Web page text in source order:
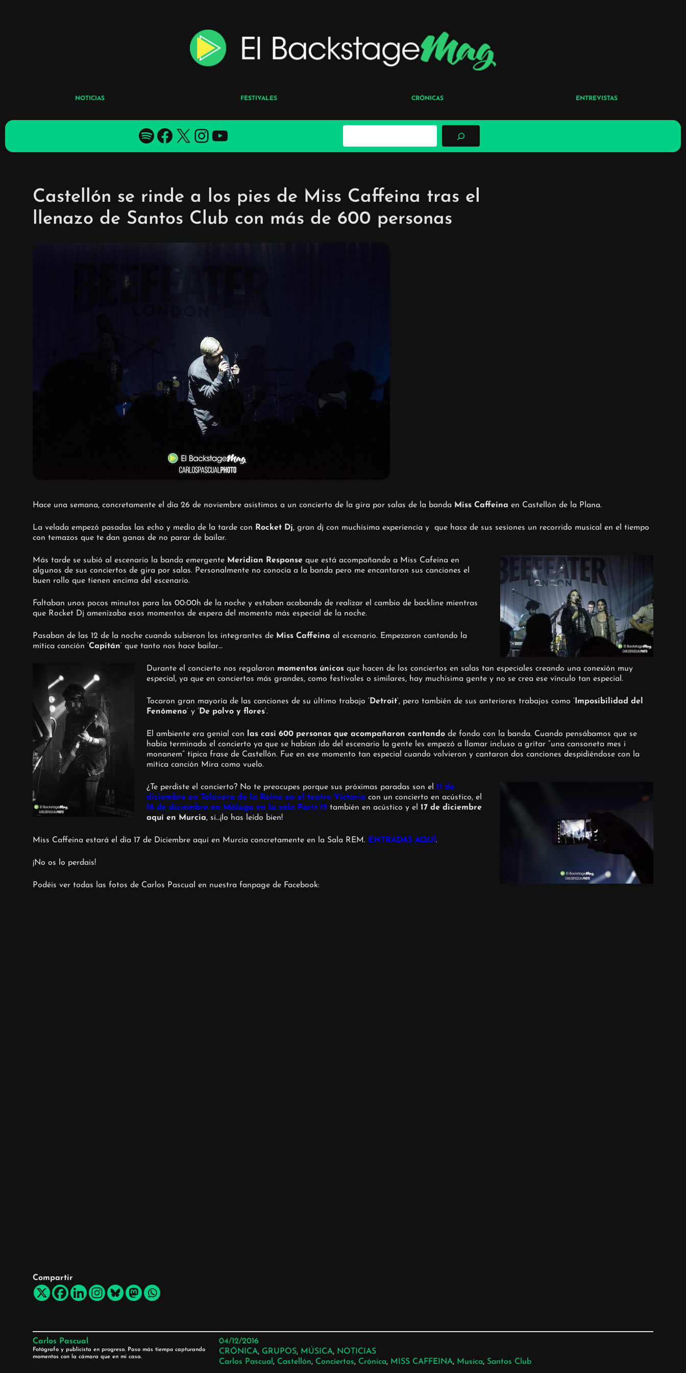
NOTICIAS FESTIVALES CRÓNICAS ENTREVISTAS
Spotify Facebook X YouTube YouTube
B
c
Castellón se rinde a los pies de Miss Caffeina tras el
llenazo de Santos Club con más de 600 personas
Hace una semana, concretamente el día 26 de noviembre asistimos a un concierto de la gira por salas de la banda Miss Caffeina en Castellón de la Plana.
La velada empezó pasadas las echo y media de la tarde con Rocket Dj, gran dj con muchísima experiencia y que hace de sus sesiones un recorrido musical en el tiempo
con temazos que te dan ganas de no parar de bailar.
Más tarde se subió al escenario la banda emergente Meridian Responseque está acompañando a Miss Cafeína en
algunos de sus conciertos de gira por salas. Personalmente no conocía a la banda pero me encantaron sus canciones el
buen rollo que tienen encima del escenario.
Faltaban unos pocos minutos para las 00:00h de la noche y estaban acabando de realizar el cambio de backline mientras
que Rocket Dj amenizaba esos momentos de espera del momento más especial de la noche.
Pasaban de las 12 de la noche cuando subieron los integrantes de Miss Caffeina al escenario. Empezaron cantando la
mítica canción ‘Capitán‘ que tanto nos hace bailar…
Durante el concierto nos regalaron momentos únicosque hacen de los conciertos en salas tan especiales creando una conexión muy
especial, ya que en conciertos más grandes, como festivales o similares, hay muchísima gente y no se crea ese vínculo tan especial.
Tocaron gran mayoría de las canciones de su último trabajo ‘ Detroit‘, pero también de sus anteriores trabajos como ‘ Imposibilidad del
Fenómeno‘ y ‘ De polvo y flores‘.
El ambiente era genial con las casi 600 personas que acompañaron cantandode fondo con la banda. Cuando pensábamos que se
había terminado el concierto ya que se habían ido del escenario la gente les empezó a llamar incluso a gritar “una cansoneta mes i
monanem” típica frase de Castellón. Fue en ese momento tan especial cuando volvieron y cantaron dos canciones despidiéndose con la
mítica canción Mira como vuelo.
¿Te perdiste el concierto? No te preocupes porque sus próximas paradas son el 11 de
diciembre en Talavera de la Reina en el teatro Victoria con un concierto en acústico, el
16 de diciembre en Málaga en la sala Paris 15también en acústico y el 17 de diciembre
aquí en Murcia, si…¡lo has leído bien!
Miss Caffeina estará el día 17 de Diciembre aquí en Murcia concretamente en la Sala REM. ENTRADAS AQUÍ .
¡No os lo perdais!
Podéis ver todas las fotos de Carlos Pascual en nuestra fanpage de Facebook:
Compartir
Carlos Pascual
Fotógrafo y publicista en progreso. Paso más tiempo capturando
momentos con la cámara que en mi casa.
04/12/2016
CRÓNICA, GRUPOS, MÚSICA, NOTICIAS
Carlos Pascual , Castellón, Conciertos, Crónica, MISS CAFFEINA, Musica, Santos Club